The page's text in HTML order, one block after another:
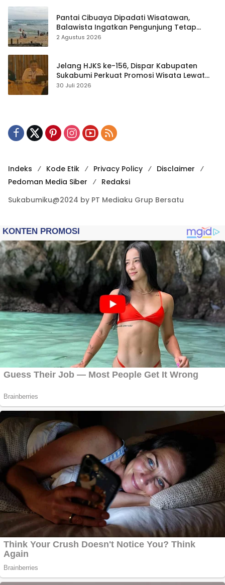
Pantai Cibuaya Dipadati Wisatawan,
Balawista Ingatkan Pengunjung Tetap
Waspada
2 Agustus 2026
Jelang HJKS ke-156, Dispar Kabupaten
Sukabumi Perkuat Promosi Wisata Lewat
Publikasi Digital
30 Juli 2026
Indeks Kode Etik Privacy Policy
Disclaimer
Pedoman Media Siber
Redaksi
Sukabumiku@2024 by PT Mediaku Grup Bersatu